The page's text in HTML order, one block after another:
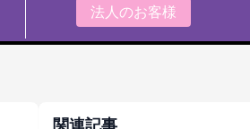
法人のお客様
関連記事